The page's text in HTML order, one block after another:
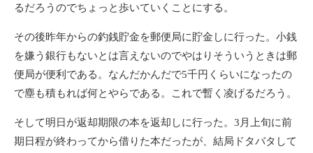
るだろうのでちょっと歩いていくことにする。
その後昨年からの釣銭貯金を郵便局に貯金しに行った。小銭
を嫌う銀行もないとは言えないのでやはりそういうときは郵
便局が便利である。なんだかんだで5千円くらいになったの
で塵も積もれば何とやらである。これで暫く凌げるだろう。
そして明日が返却期限の本を返却しに行った。3月上旬に前
期日程が終わってから借りた本だったが、結局ドタバタして